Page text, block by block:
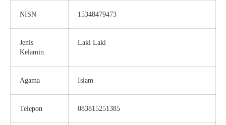
NISN 15348479473
Jenis
Kelamin
Laki Laki
Agama Islam
Telepon 083815251385